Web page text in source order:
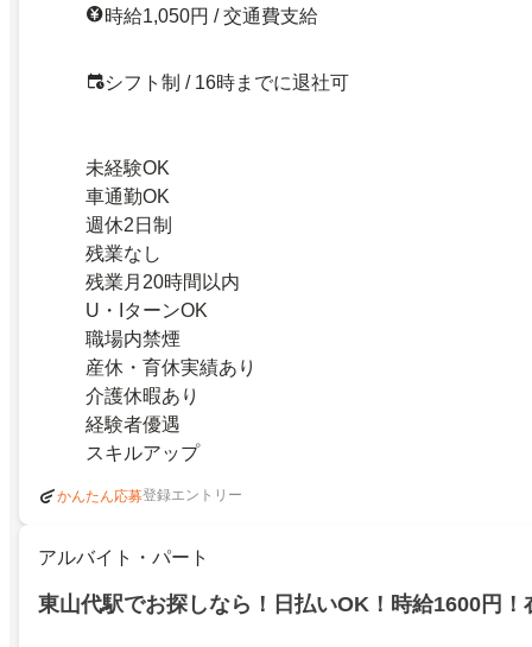
時給1,050円 / 交通費支給
シフト制 / 16時までに退社可
未経験OK
車通勤OK
週休2日制
残業なし
残業月20時間以内
U・IターンOK
職場内禁煙
産休・育休実績あり
介護休暇あり
経験者優遇
スキルアップ
かんたん応募登録エントリー
アルバイト・パート
東山代駅でお探しなら！日払いOK！時給1600円！